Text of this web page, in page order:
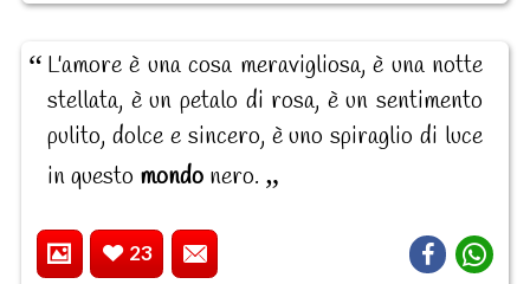
L'amore è una cosa meravigliosa, è una notte
stellata, è un petalo di rosa, è un sentimento
pulito, dolce e sincero, è uno spiraglio di luce
in questo mondo nero.
23